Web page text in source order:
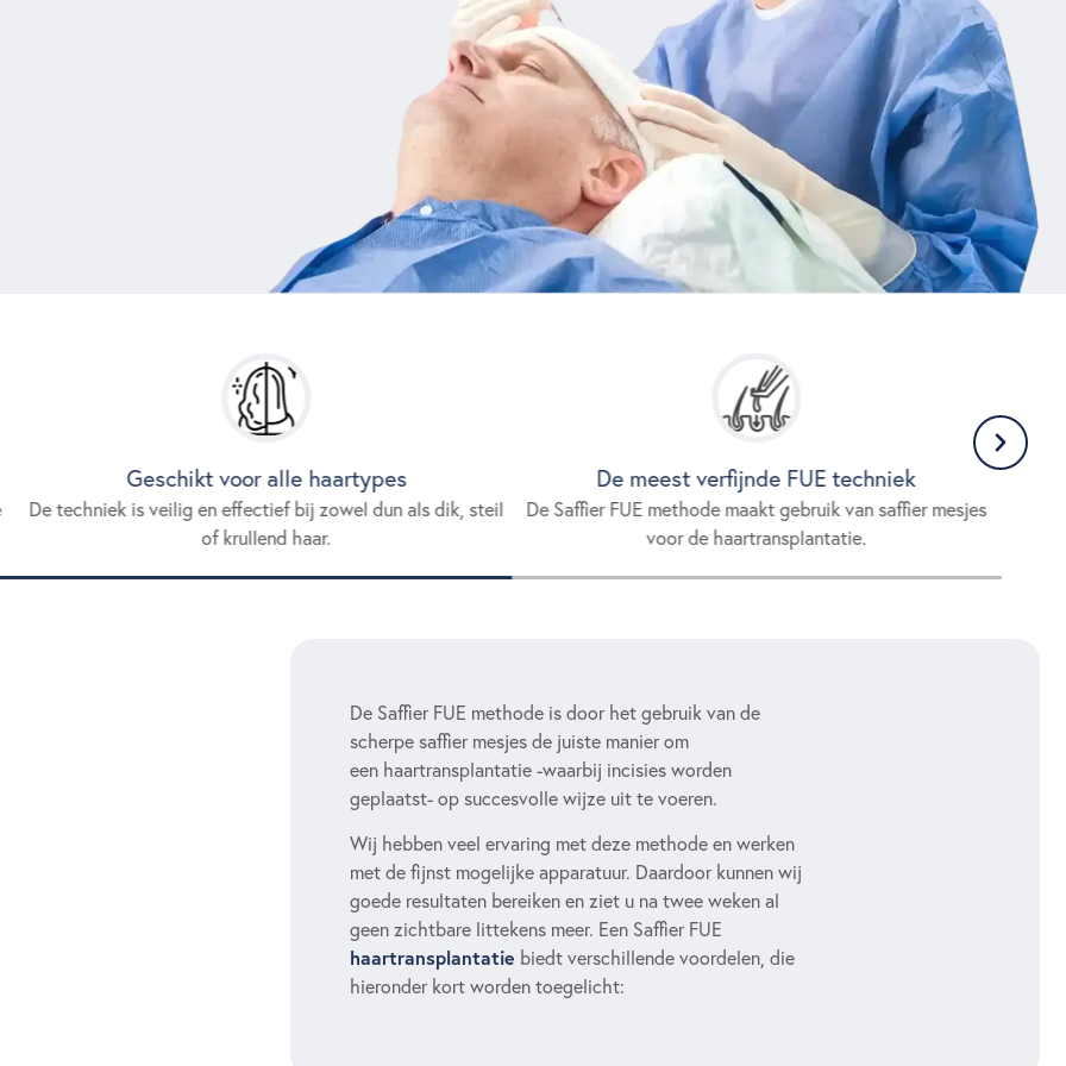
De techniek is veilig en effectief bij zowel dun als dik, steil
of krullend haar.
Geschikt voor alle haartypes
De Saffier FUE methode maakt gebruik van saffier mesjes
voor de haartransplantatie.
De meest verfijnde FUE techniek
De Saffier FUE methode is door het gebruik van de
scherpe saffier mesjes de juiste manier om
een haartransplantatie -waarbij incisies worden
geplaatst- op succesvolle wijze uit te voeren.
Wij hebben veel ervaring met deze methode en werken
met de fijnst mogelijke apparatuur. Daardoor kunnen wij
goede resultaten bereiken en ziet u na twee weken al
geen zichtbare littekens meer. Een Saffier FUE
haartransplantatie biedt verschillende voordelen, die
hieronder kort worden toegelicht: